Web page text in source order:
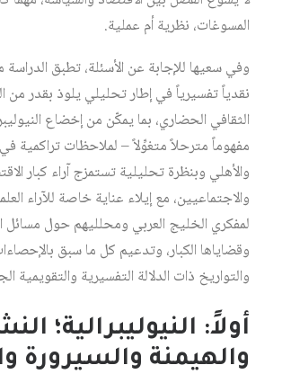
المسوغات، نظرية أم عملية.
وفي سعيها للإجابة عن الأسئلة، تطبق
نقدياً تفسيرياً في إطار تحليلي يلوذ بقدر
الثقافي الحضاري، بما يمكّن من إخضاع
مفهوماً مترحلاً متغوِّلاً – لملاحظات تراكمية
والأهلي وبنظرة تحليلية تستمزج آراء كبار
والاجتماعيين، مع إيلاء عناية خاصة للآراء
لمفكري الخليج العربي ومحلليهم حول مسائل
وقضاياها الكبار، وتدعيم كل ما سبق
والتواريخ ذات الدلالة التفسيرية والتقويمية
أولاً: النيوليبرالية؛
والهيمنة والسيرورة